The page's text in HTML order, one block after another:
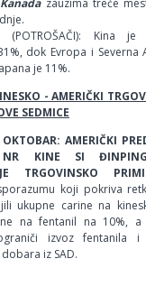
Kanadazauzima treće
(POTROŠAČI): Kina
dok Evropa i Severna
je 11%.
- AMERIČKI
SEDMICE
AMERIČKI
NR KINE SI
TRGOVINSKO
koji pokriva
ukupne carine na
na fentanil na 10%, a
izvoz fentanila i
iz SAD.